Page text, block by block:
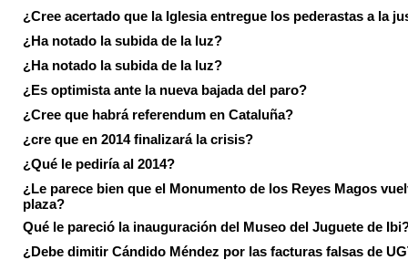
¿Cree acertado que la Iglesia entregue los pederastas a la
¿Ha notado la subida de la luz?
¿Ha notado la subida de la luz?
¿Es optimista ante la nueva bajada del paro?
¿Cree que habrá referendum en Cataluña?
¿cre que en 2014 finalizará la crisis?
¿Qué le pediría al 2014?
¿Le parece bien que el Monumento de los Reyes Magos
plaza?
Qué le pareció la inauguración del Museo del Juguete de
¿Debe dimitir Cándido Méndez por las facturas falsas de